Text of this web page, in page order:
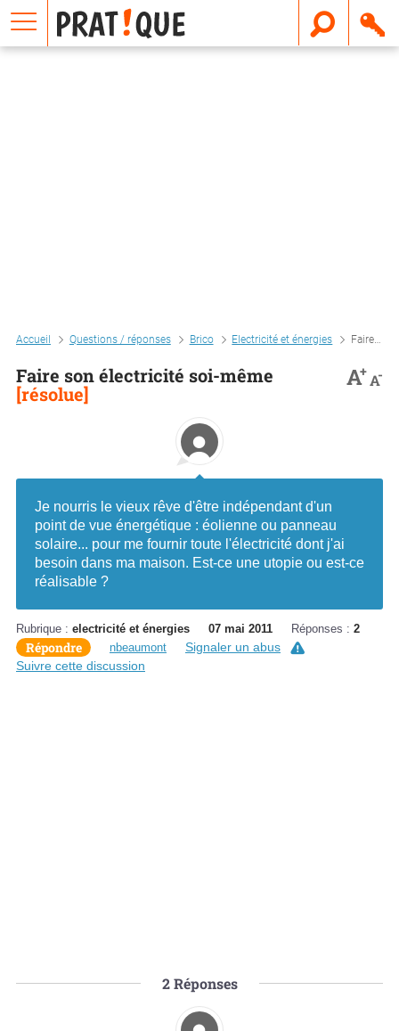
Accueil Questions / réponses Brico Electricité et énergies Faire son électricité soi-même
Faire son électricité soi-même
[résolue]
A+A-
Je nourris le vieux rêve d'être indépendant d'un
point de vue énergétique : éolienne ou panneau
solaire... pour me fournir toute l'électricité dont j'ai
besoin dans ma maison. Est-ce une utopie ou est-ce
réalisable ?
Rubrique : electricité et énergies 07 mai 2011 Réponses : 2
Répondre nbeaumont
Signaler un abus
Suivre cette discussion
2Réponses
E
m
a